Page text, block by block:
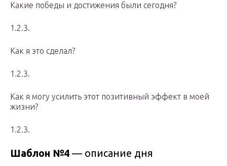
Какие победы и достижения были сегодня?
1.2.3.
Как я это сделал?
1.2.3.
Как я могу усилить этот позитивный эффект в моей
жизни?
1.2.3.
Шаблон №4 — описание дня